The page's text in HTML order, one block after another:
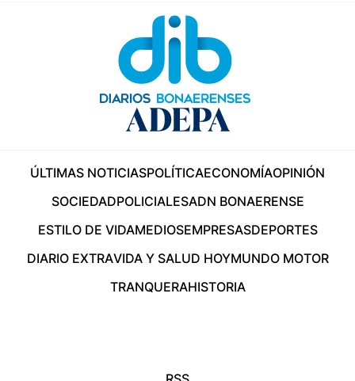
ÚLTIMAS NOTICIASPOLÍTICAECONOMÍAOPINIÓN
SOCIEDADPOLICIALESADN BONAERENSE
ESTILO DE VIDAMEDIOSEMPRESASDEPORTES
DIARIO EXTRAVIDA Y SALUD HOYMUNDO MOTOR
TRANQUERAHISTORIA